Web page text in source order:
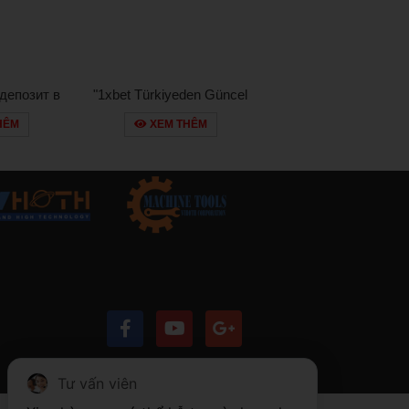
в
"1xbet Türkiyeden Güncel
Giriş Yapmak
XEM THÊM
Tư vấn viên